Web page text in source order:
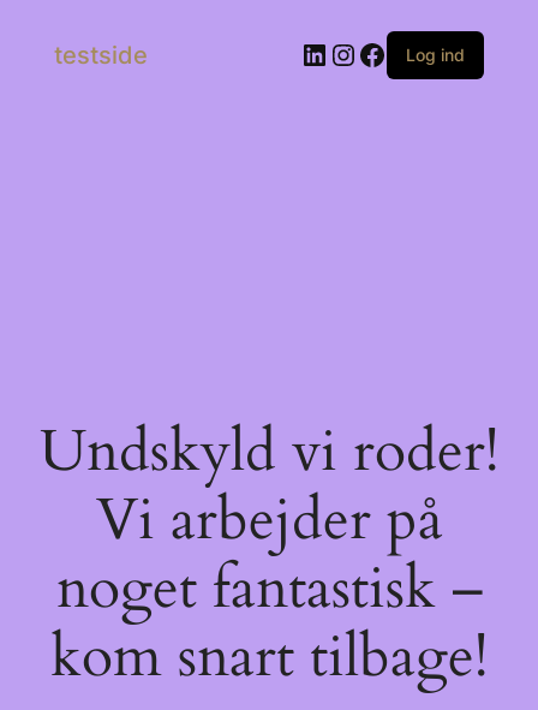
testside LinkedIn
Instagram
Facebook
Log ind
Undskyld vi roder!
Vi arbejder på
noget fantastisk –
kom snart tilbage!